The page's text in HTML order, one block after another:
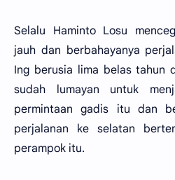
Selalu Haminto Losu
jauh dan berbahayanya
Ing berusia lima belas tahun
sudah lumayan untuk
permintaan gadis itu dan
perjalanan ke selatan
perampok itu.